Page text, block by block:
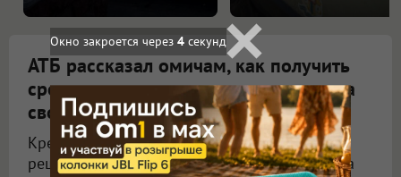
АТБ рассказал омичам, как получить
средства под залог недвижимости на
свои цели
Кредит под залог недвижимости может стать
решением, когда требуется крупная сумма на
Окно закроется через 2 секунд